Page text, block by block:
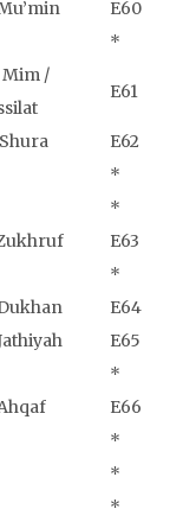
E60
*
Mim /
E61
E62
*
*
E63
*
E64
E65
*
E66
*
*
*